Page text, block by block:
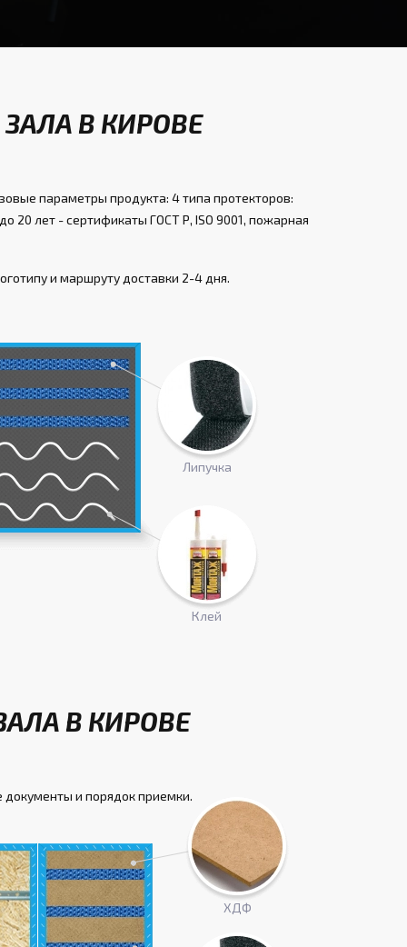
В КИРОВЕ
параметры продукта: 4 типа протекторов:
20 лет - сертификаты ГОСТ Р, ISO 9001, пожарная
и маршруту доставки 2-4 дня.
Липучка
Клей
В КИРОВЕ
и порядок приемки.
ХДФ